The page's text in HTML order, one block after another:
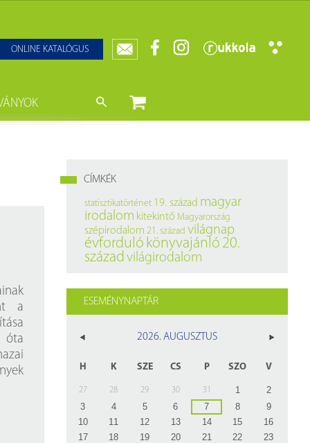
ONLINE KATALÓGUS
a
óta
CÍMKÉK
statisztikatörténet 19. század magyar
irodalom kitekintő Magyarország
szépirodalom 21. század világnap
évforduló könyvajánló 20.
század világirodalom
ESEMÉNYNAPTÁR
2026. AUGUSZTUS
H K SZE CS P SZO V
27 28 29 30 31 1
2
3
4 5 6 7 8
9
10
11 12 13 14 15
16
17
18 19 20 21 22
23